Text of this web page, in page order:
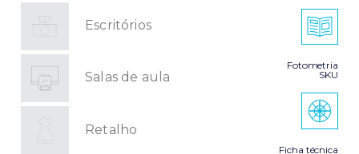
Escritórios
Salas de aula
Retalho
Fotometria
SKU
Ficha técnica